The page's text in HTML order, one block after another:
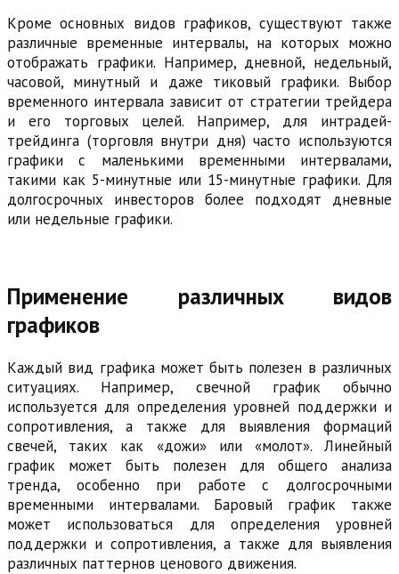
Кроме основных видов графиков, существуют также
различные временные интервалы, на которых можно
отображать графики. Например, дневной, недельный,
часовой, минутный и даже тиковый графики. Выбор
временного интервала зависит от стратегии трейдера
и его торговых целей. Например, для интрадей-
трейдинга (торговля внутри дня) часто используются
графики с маленькими временными интервалами,
такими как 5-минутные или 15-минутные графики. Для
долгосрочных инвесторов более подходят дневные
или недельные графики.
Применение различных видов
графиков
Каждый вид графика может быть полезен в различных
ситуациях. Например, свечной график обычно
используется для определения уровней поддержки и
сопротивления, а также для выявления формаций
свечей, таких как «дожи» или «молот». Линейный
график может быть полезен для общего анализа
тренда, особенно при работе с долгосрочными
временными интервалами. Баровый график также
может использоваться для определения уровней
поддержки и сопротивления, а также для выявления
различных паттернов ценового движения.